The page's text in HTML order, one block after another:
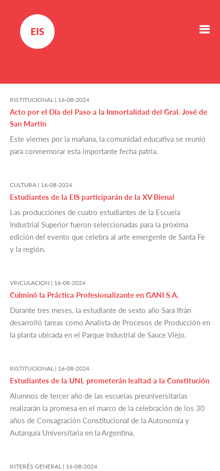
INSTITUCIONAL | 16-08-2024
Acto por el Día del Paso a la Inmortalidad del Gral. José de
San Martín
Este viernes por la mañana, la comunidad educativa se reunió
para conmemorar esta importante fecha patria.
CULTURA | 16-08-2024
Estudiantes de la EIS participarán de la XV Bienal
Las producciones de cuatro estudiantes de la Escuela
Industrial Superior fueron seleccionadas para la próxima
edición del evento que celebra al arte emergente de Santa Fe
y la región.
VINCULACION | 16-08-2024
Culminó la Práctica Profesionalizante en GANI S.A.
Durante tres meses, la estudiante de sexto año Sara Ifrán
desarrolló tareas como Analista de Procesos de Producción en
la planta ubicada en el Parque Industrial de Sauce Viejo.
INSTITUCIONAL | 16-08-2024
Estudiantes de la UNL prometerán lealtad a la Constitución
Alumnos de tercer año de las escuelas preuniversitarias
realizarán la promesa en el marco de la celebración de los 30
años de Consagración Constitucional de la Autonomía y
Autarquía Universitaria en la Argentina.
INTERÉS GENERAL | 16-08-2024